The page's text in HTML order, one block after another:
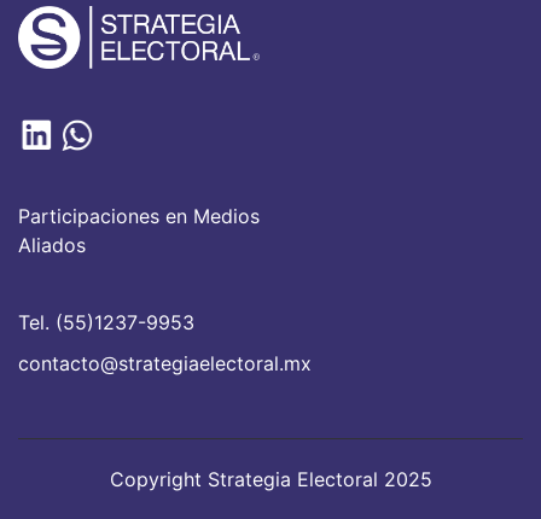
Participaciones en Medios
Aliados
Tel. (55)1237-9953
contacto@strategiaelectoral.mx
Copyright Strategia Electoral 2025